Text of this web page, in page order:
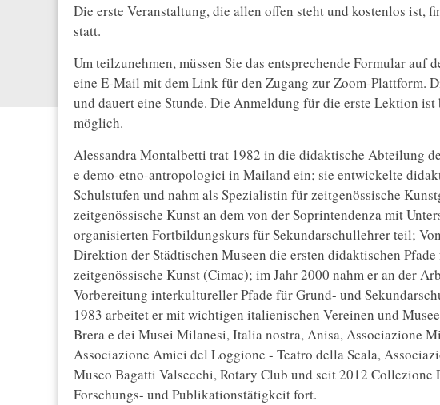
Die erste Veranstaltung, die allen offen steht und kostenlos ist,
statt.
Um teilzunehmen, müssen Sie das entsprechende Formular auf
eine E-Mail mit dem Link für den Zugang zur Zoom-Plattform.
und dauert eine Stunde. Die Anmeldung für die erste Lektion
möglich.
Alessandra Montalbetti trat 1982 in die didaktische Abteilung
e demo-etno-antropologici in Mailand ein; sie entwickelte
Schulstufen und nahm als Spezialistin für zeitgenössische
zeitgenössische Kunst an dem von der Soprintendenza mit
organisierten Fortbildungskurs für Sekundarschullehrer teil;
Direktion der Städtischen Museen die ersten didaktischen
zeitgenössische Kunst (Cimac); im Jahr 2000 nahm er an der
Vorbereitung interkultureller Pfade für Grund- und
1983 arbeitet er mit wichtigen italienischen Vereinen und
Brera e dei Musei Milanesi, Italia nostra, Anisa, Associazione
Associazione Amici del Loggione - Teatro della Scala,
Museo Bagatti Valsecchi, Rotary Club und seit 2012 Collezione
Forschungs- und Publikationstätigkeit fort.